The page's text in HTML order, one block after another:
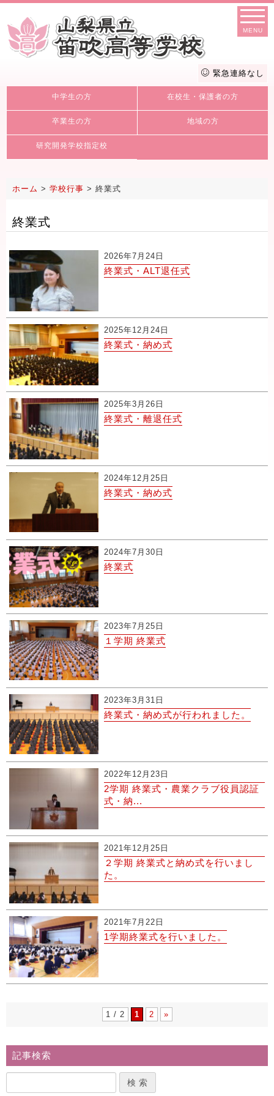
MENU
緊急連絡なし
中学生の方 在校生・保護者の方
卒業生の方 地域の方
研究開発学校指定校
ホーム > 学校行事 > 終業式
終業式
2026年7月24日
終業式・ALT退任式
2025年12月24日
終業式・納め式
2025年3月26日
終業式・離退任式
2024年12月25日
終業式・納め式
2024年7月30日
終業式
2023年7月25日
１学期 終業式
2023年3月31日
終業式・納め式が行われました。
2022年12月23日
2学期 終業式・農業クラブ役員認証
式・納...
2021年12月25日
２学期 終業式と納め式を行いまし
た。
2021年7月22日
1学期終業式を行いました。
1 / 2 1 2 »
記事検索